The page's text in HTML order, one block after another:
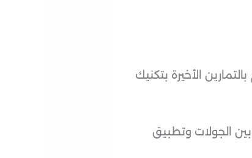
الأخيرة بتكنيك
بين الجولات وتطبيق